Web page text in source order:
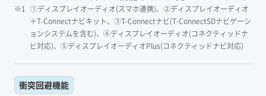
①ディスプレイオーディオ(スマホ連携)、②ディスプレイオーディオ
＋T-Connectナビキット、③T-Connectナビ(T-ConnectSDナビゲーシ
ョンシステムを含む)、④ディスプレイオーディオ(コネクティッドナ
ビ対応)、⑤ディスプレイオーディオPlus(コネクティッドナビ対応)
衝突回避機能